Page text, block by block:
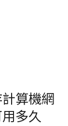
算機網
多久